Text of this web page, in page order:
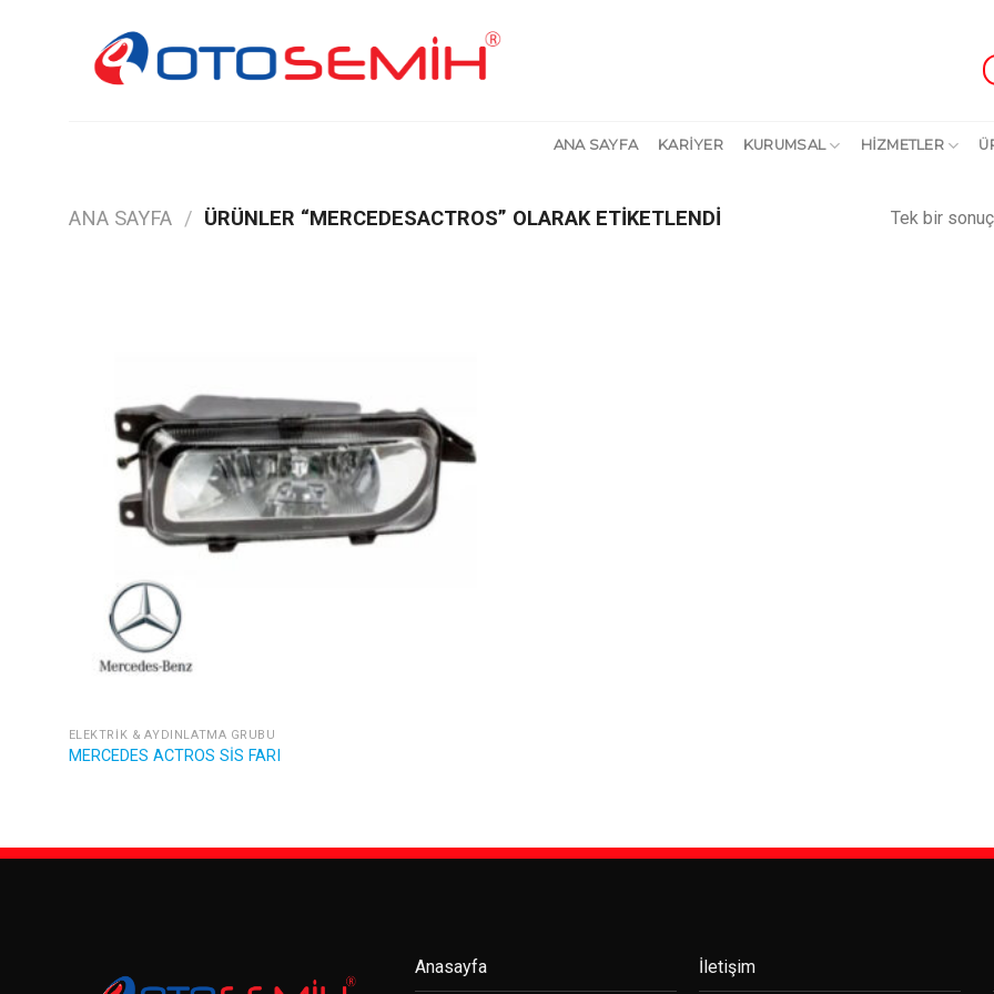
ANA SAYFA KARİYER KURUMSAL HİZMETLER
ANA SAYFA / ÜRÜNLER “MERCEDESACTROS” OLARAK ETIKETLENDI Tek bir
ELEKTRIK & AYDINLATMA GRUBU
MERCEDES ACTROS SİS FARI
Anasayfa İletişim